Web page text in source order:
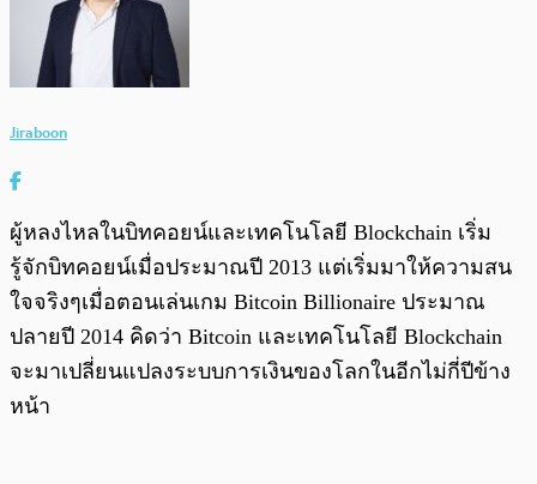
Jiraboon
ผู้หลงไหลในบิทคอยน์และเทคโนโลยี Blockchain เริ่ม
รู้จักบิทคอยน์เมื่อประมาณปี 2013 แต่เริ่มมาให้ความสน
ใจจริงๆเมื่อตอนเล่นเกม Bitcoin Billionaire ประมาณ
ปลายปี 2014 คิดว่า Bitcoin และเทคโนโลยี Blockchain
จะมาเปลี่ยนแปลงระบบการเงินของโลกในอีกไม่กี่ปีข้าง
หน้า